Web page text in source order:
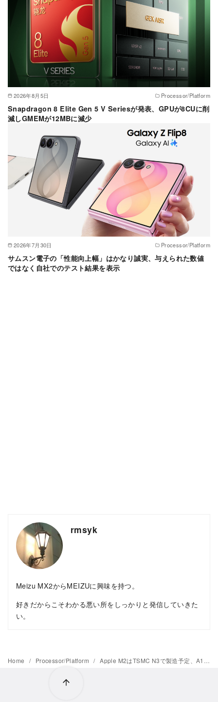
2026年8月5日 Processor/Platform
Snapdragon 8 Elite Gen 5 V Seriesが発表、GPUが8CUに削
減しGMEMが12MBに減少
2026年7月30日 Processor/Platform
サムスン電子の「性能向上幅」はかなり誠実、与えられた数値
ではなく自社でのテスト結果を表示
rmsyk
Meizu MX2からMEIZUに興味を持つ。
好きだからこそわかる悪い所をしっかりと発信していきた
い。
Home Processor/Platform Apple M2はTSMC N3で製造予定、A16 BionicはTSMC N4が濃厚